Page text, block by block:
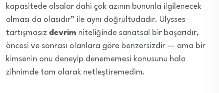
kapasitede olsalar dahi çok azının bununla ilgilenecek
olması da olasıdır” ile aynı doğrultudadır. Ulysses
tartışmasız devrim niteliğinde sanatsal bir başarıdır,
öncesi ve sonrası olanlara göre benzersizdir — ama bir
kimsenin onu deneyip denememesi konusunu hala
zihnimde tam olarak netleştiremedim.